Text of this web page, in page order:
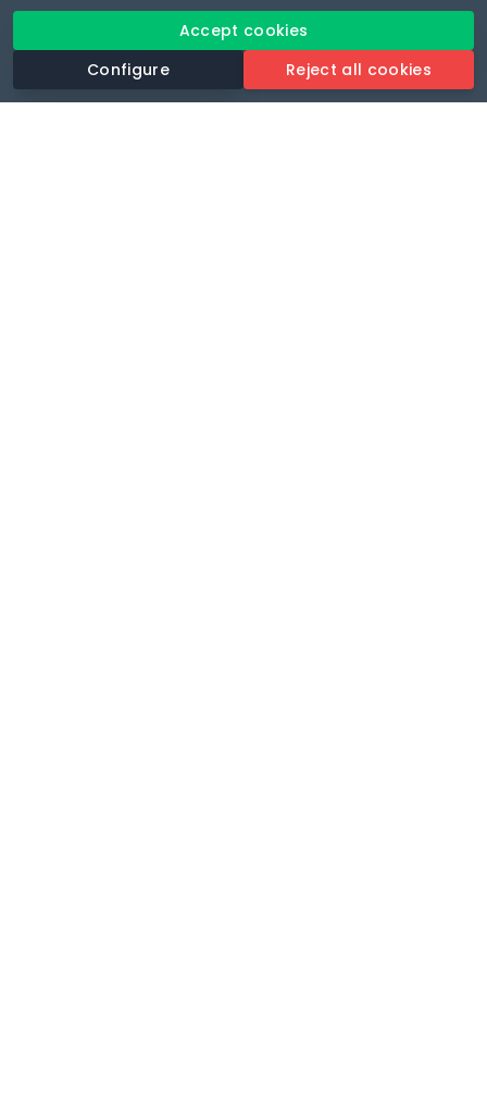
Accept cookies
Configure
Reject all cookies